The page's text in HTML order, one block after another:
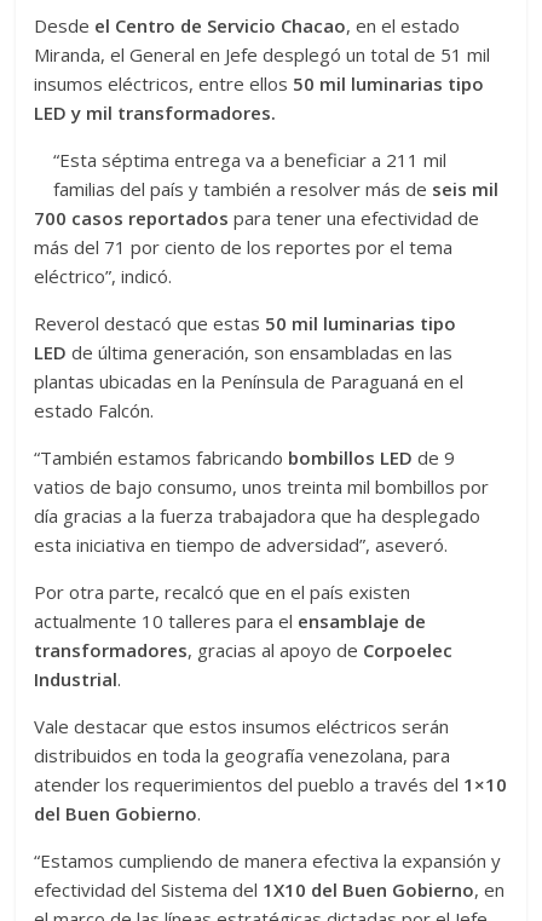
Desde el Centro de Servicio Chacao, en el estado
Miranda, el General en Jefe desplegó un total de 51 mil
insumos eléctricos, entre ellos 50 mil luminarias tipo
LED y mil transformadores.
“Esta séptima entrega va a beneficiar a 211 mil
familias del país y también a resolver más de seis mil
700 casos reportados para tener una efectividad de
más del 71 por ciento de los reportes por el tema
eléctrico”, indicó.
Reverol destacó que estas 50 mil luminarias tipo
LED de última generación, son ensambladas en las
plantas ubicadas en la Península de Paraguaná en el
estado Falcón.
“También estamos fabricando bombillos LED de 9
vatios de bajo consumo, unos treinta mil bombillos por
día gracias a la fuerza trabajadora que ha desplegado
esta iniciativa en tiempo de adversidad”, aseveró.
Por otra parte, recalcó que en el país existen
actualmente 10 talleres para el ensamblaje de
transformadores, gracias al apoyo de Corpoelec
Industrial.
Vale destacar que estos insumos eléctricos serán
distribuidos en toda la geografía venezolana, para
atender los requerimientos del pueblo a través del 1×10
del Buen Gobierno.
“Estamos cumpliendo de manera efectiva la expansión y
efectividad del Sistema del 1X10 del Buen Gobierno, en